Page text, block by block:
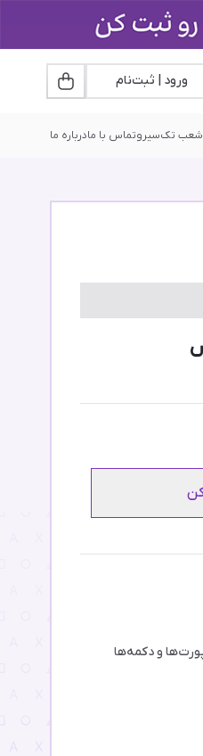
ورود | ثبت‌نام
شعب تک‌سیروتماس با مادرباره ما
و دکمه‌ها